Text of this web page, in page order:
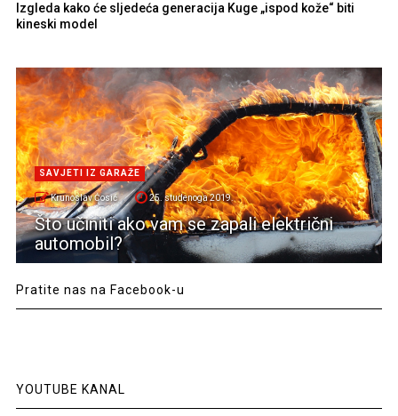
Izgleda kako će sljedeća generacija Kuge „ispod kože“ biti
kineski model
SAVJETI IZ GARAŽE
Krunoslav Ćosić 25. studenoga 2019.
Što učiniti ako vam se zapali električni
automobil?
Pratite nas na Facebook-u
YOUTUBE KANAL